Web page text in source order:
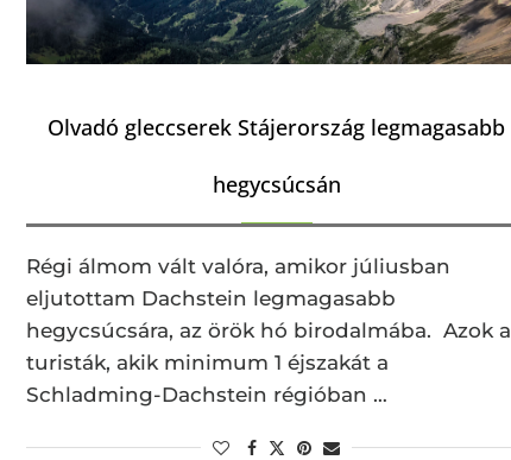
Olvadó gleccserek Stájerország legmagasabb
hegycsúcsán
Régi álmom vált valóra, amikor júliusban
eljutottam Dachstein legmagasabb
hegycsúcsára, az örök hó birodalmába. Azok a
turisták, akik minimum 1 éjszakát a
Schladming-Dachstein régióban …